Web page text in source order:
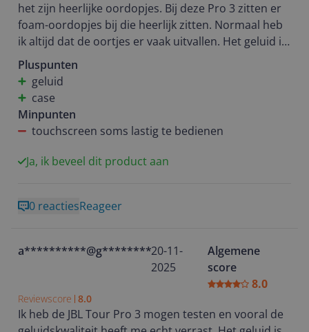
het zijn heerlijke oordopjes. Bij deze Pro 3 zitten er
foam-oordopjes bij die heerlijk zitten. Normaal heb
ik altijd dat de oortjes er vaak uitvallen. Het geluid is
ook echt mooi. Het lijkt alsof je echt bij een concert
bent, als je met deze oordopjes muziek luistert. De
case is ook ideaal zodat je niet vaak je telefoon hoeft
te gebruiken. Volume regelen en het afspelen van
een volgend nummer is zo gedaan!
Pluspunten
geluid
case
Minpunten
touchscreen soms lastig te bedienen
Ja, ik beveel dit product aan
0 reactiesReageer
a**********@g********20-11-
2025
Algemene
score
8.0
Reviewscore 8.0
Ik heb de JBL Tour Pro 3 mogen testen en vooral de